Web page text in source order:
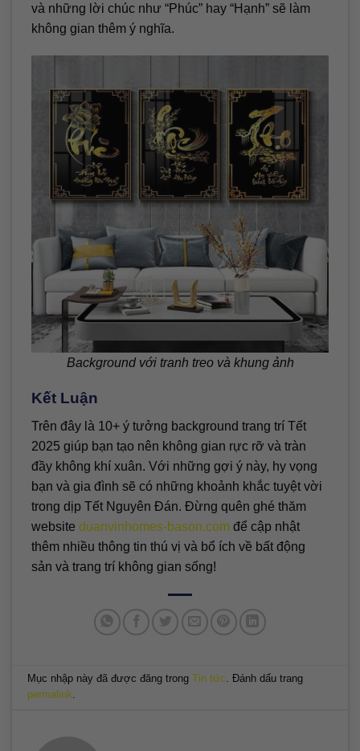
và những lời chúc như “Phúc” hay “Hạnh” sẽ làm
không gian thêm ý nghĩa.
Background với tranh treo và khung ảnh
Kết Luận
Trên đây là 10+ ý tưởng background trang trí Tết
2025 giúp bạn tạo nên không gian rực rỡ và tràn
đầy không khí xuân. Với những gợi ý này, hy vọng
bạn và gia đình sẽ có những khoảnh khắc tuyệt vời
trong dịp Tết Nguyên Đán. Đừng quên ghé thăm
website duanvinhomes-bason.com để cập nhật
thêm nhiều thông tin thú vị và bổ ích về bất động
sản và trang trí không gian sống!
Mục nhập này đã được đăng trongTin tức. Đánh dấu trang
permalink.